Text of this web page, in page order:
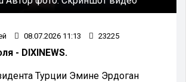
08.07.2026 11:13 23225
- DIXINEWS.
Турции Эмине Эрдоган